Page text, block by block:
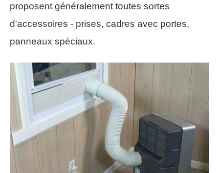
proposent généralement toutes sortes
d'accessoires - prises, cadres avec portes,
panneaux spéciaux.